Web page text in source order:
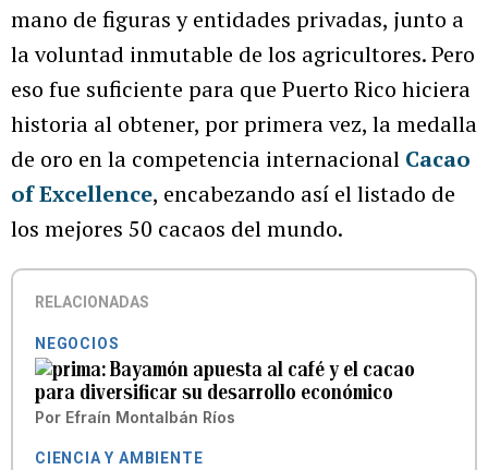
mano de figuras y entidades privadas, junto a
la voluntad inmutable de los agricultores. Pero
eso fue suficiente para que Puerto Rico hiciera
historia al obtener, por primera vez, la medalla
de oro en la competencia internacional Cacao
of Excellence, encabezando así el listado de
los mejores 50 cacaos del mundo.
RELACIONADAS
NEGOCIOS
Bayamón apuesta al café y el cacao
para diversificar su desarrollo económico
Por Efraín Montalbán Ríos
CIENCIA Y AMBIENTE